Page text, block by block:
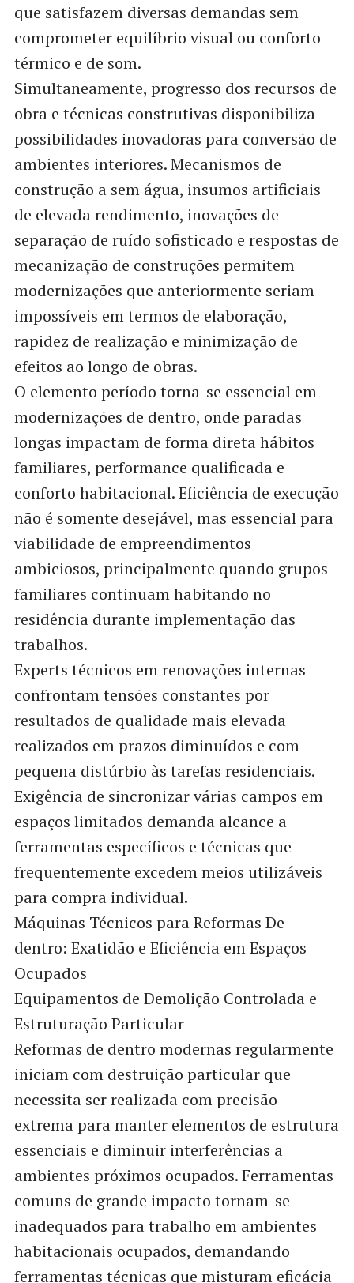
que satisfazem diversas demandas sem
comprometer equilíbrio visual ou conforto
térmico e de som.
Simultaneamente, progresso dos recursos de
obra e técnicas construtivas disponibiliza
possibilidades inovadoras para conversão de
ambientes interiores. Mecanismos de
construção a sem água, insumos artificiais
de elevada rendimento, inovações de
separação de ruído sofisticado e respostas de
mecanização de construções permitem
modernizações que anteriormente seriam
impossíveis em termos de elaboração,
rapidez de realização e minimização de
efeitos ao longo de obras.
O elemento período torna-se essencial em
modernizações de dentro, onde paradas
longas impactam de forma direta hábitos
familiares, performance qualificada e
conforto habitacional. Eficiência de execução
não é somente desejável, mas essencial para
viabilidade de empreendimentos
ambiciosos, principalmente quando grupos
familiares continuam habitando no
residência durante implementação das
trabalhos.
Experts técnicos em renovações internas
confrontam tensões constantes por
resultados de qualidade mais elevada
realizados em prazos diminuídos e com
pequena distúrbio às tarefas residenciais.
Exigência de sincronizar várias campos em
espaços limitados demanda alcance a
ferramentas específicos e técnicas que
frequentemente excedem meios utilizáveis
para compra individual.
Máquinas Técnicos para Reformas De
dentro: Exatidão e Eficiência em Espaços
Ocupados
Equipamentos de Demolição Controlada e
Estruturação Particular
Reformas de dentro modernas regularmente
iniciam com destruição particular que
necessita ser realizada com precisão
extrema para manter elementos de estrutura
essenciais e diminuir interferências a
ambientes próximos ocupados. Ferramentas
comuns de grande impacto tornam-se
inadequados para trabalho em ambientes
habitacionais ocupados, demandando
ferramentas técnicas que misturam eficácia